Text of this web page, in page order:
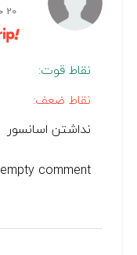
20 خرداد 1404
نقاط قوت:
نقاط ضعف:
نداشتن اسانسور
empty comment